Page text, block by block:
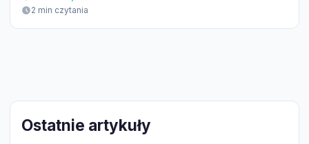
2 min czytania
Ostatnie artykuły